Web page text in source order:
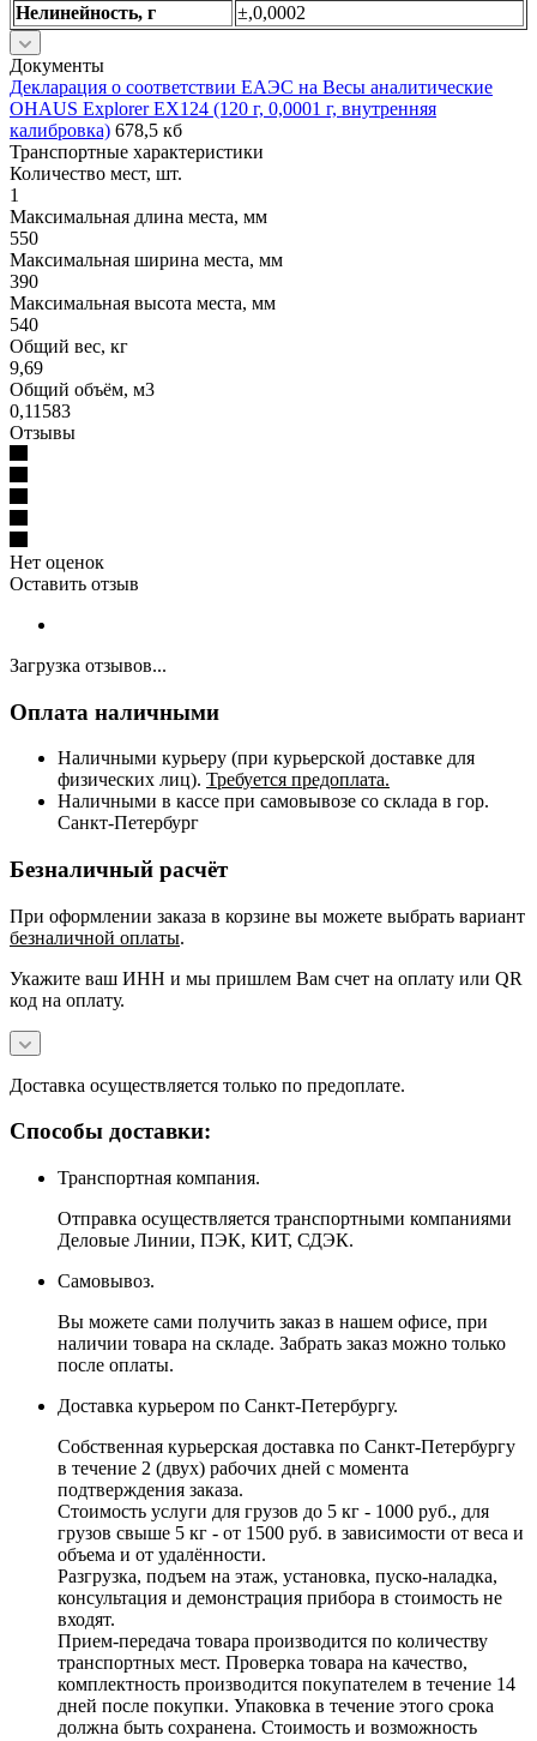
Нелинейность, г
±,0,0002
Документы
Декларация о соответствии ЕАЭС на Весы аналитические
OHAUS Explorer EX124 (120 г, 0,0001 г, внутренняя
калибровка) 678,5 кб
Транспортные характеристики
Количество мест, шт.
1
Максимальная длина места, мм
550
Максимальная ширина места, мм
390
Максимальная высота места, мм
540
Общий вес, кг
9,69
Общий объём, м3
0,11583
Отзывы
Нет оценок
Оставить отзыв
Загрузка отзывов...
Оплата наличными
Наличными курьеру (при курьерской доставке для
физических лиц). Требуется предоплата.
Наличными в кассе при самовывозе со склада в гор.
Санкт-Петербург
Безналичный расчёт
При оформлении заказа в корзине вы можете выбрать вариант
безналичной оплаты.
Укажите ваш ИНН и мы пришлем Вам счет на оплату или QR
код на оплату.
Доставка осуществляется только по предоплате.
Способы доставки:
Транспортная компания.
Отправка осуществляется транспортными компаниями
Деловые Линии, ПЭК, КИТ, СДЭК.
Самовывоз.
Вы можете сами получить заказ в нашем офисе, при
наличии товара на складе. Забрать заказ можно только
после оплаты.
Доставка курьером по Санкт-Петербургу.
Собственная курьерская доставка по Санкт-Петербургу
в течение 2 (двух) рабочих дней с момента
подтверждения заказа.
Стоимость услуги для грузов до 5 кг - 1000 руб., для
грузов свыше 5 кг - от 1500 руб. в зависимости от веса и
объема и от удалённости.
Разгрузка, подъем на этаж, установка, пуско-наладка,
консультация и демонстрация прибора в стоимость не
входят.
Прием-передача товара производится по количеству
транспортных мест. Проверка товара на качество,
комплектность производится покупателем в течение 14
дней после покупки. Упаковка в течение этого срока
должна быть сохранена. Стоимость и возможность